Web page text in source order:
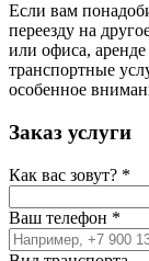
Если вам
переезду на
или офиса,
транспортные
особенное
Заказ услуги
Как вас зовут? *
Ваш телефон *